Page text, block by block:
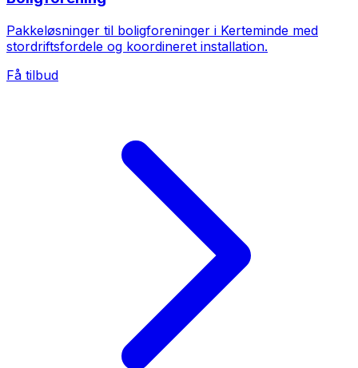
Pakkeløsninger til boligforeninger i Kerteminde med
stordriftsfordele og koordineret installation.
Få tilbud